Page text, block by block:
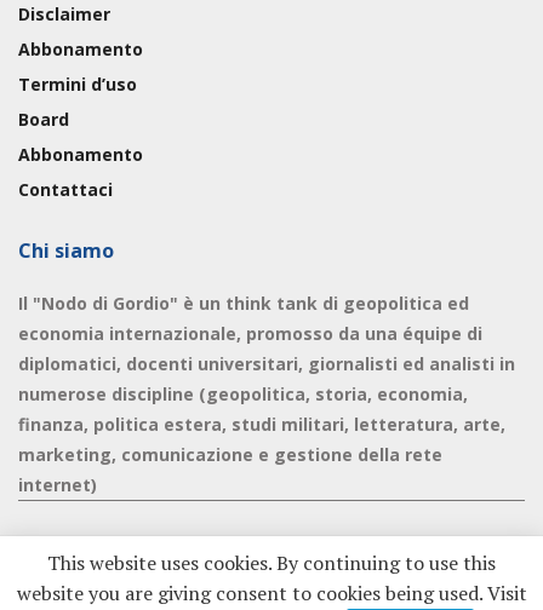
Disclaimer
Abbonamento
Termini d’uso
Board
Abbonamento
Contattaci
Chi siamo
Il "Nodo di Gordio" è un think tank di geopolitica ed
economia internazionale, promosso da una équipe di
diplomatici, docenti universitari, giornalisti ed analisti in
numerose discipline (geopolitica, storia, economia,
finanza, politica estera, studi militari, letteratura, arte,
marketing, comunicazione e gestione della rete
internet)
© 2020 - Nodo di Gordio - Privacy Policy |Cookie Policy
This website uses cookies. By continuing to use this
website you are giving consent to cookies being used. Visit